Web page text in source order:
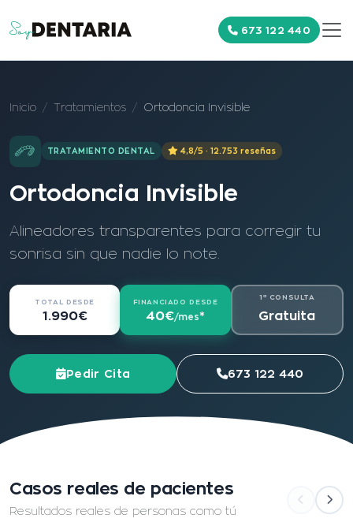
673 122 440
Inicio Tratamientos Ortodoncia Invisible
TRATAMIENTO DENTAL 4,8/5 · 12.753 reseñas
Ortodoncia Invisible
Alineadores transparentes para corregir tu
sonrisa sin que nadie lo note.
TOTAL DESDE
1.990€
FINANCIADO DESDE
40€/mes*
1ª CONSULTA
Gratuita
Pedir Cita 673 122 440
Casos reales de pacientes
Resultados reales de personas como tú